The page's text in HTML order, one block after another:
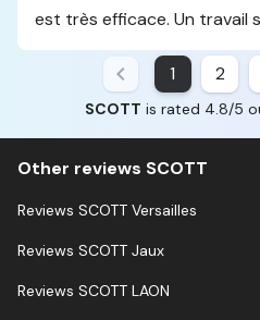
est très efficace. Un travail
1 2
SCOTT is rated 4.8/5
Other reviews SCOTT
Reviews SCOTT Versailles
Reviews SCOTT Jaux
Reviews SCOTT LAON